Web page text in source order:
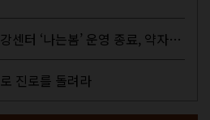
는 심의기구인 최저임금위원회
소식을 전하는 기사였는데,...
RADAR - 십대여성건강센터 ‘나는봄’ 운영 종료, 약자로부터 멀어지는 도시
진로를 돌려라